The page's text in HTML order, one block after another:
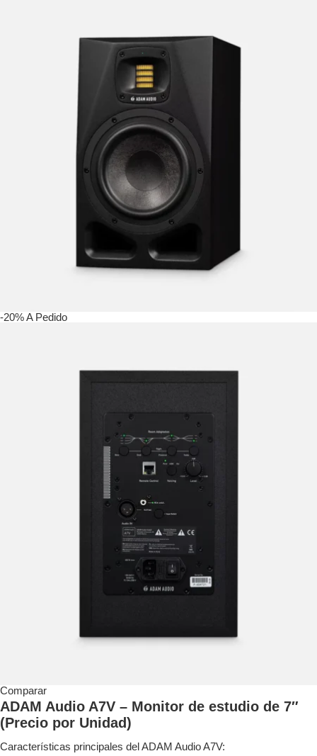
-20%A Pedido
Comparar
ADAM Audio A7V – Monitor de estudio de 7″
(Precio por Unidad)
Características principales del ADAM Audio A7V: